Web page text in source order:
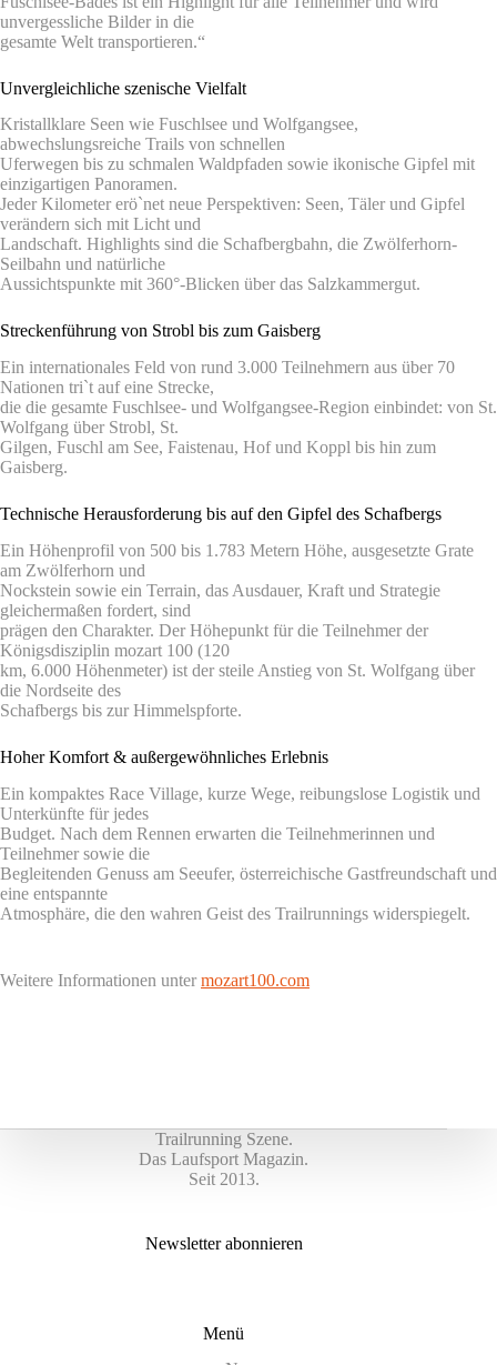
unvergessliche Bilder in die
gesamte Welt transportieren.“
Unvergleichliche szenische Vielfalt
Kristallklare Seen wie Fuschlsee und Wolfgangsee,
abwechslungsreiche Trails von schnellen
Uferwegen bis zu schmalen Waldpfaden sowie ikonische Gipfel mit
einzigartigen Panoramen.
Jeder Kilometer erö`net neue Perspektiven: Seen, Täler und Gipfel
verändern sich mit Licht und
Landschaft. Highlights sind die Schafbergbahn, die Zwölferhorn-
Seilbahn und natürliche
Aussichtspunkte mit 360°-Blicken über das Salzkammergut.
Streckenführung von Strobl bis zum Gaisberg
Ein internationales Feld von rund 3.000 Teilnehmern aus über 70
Nationen tri`t auf eine Strecke,
die die gesamte Fuschlsee- und Wolfgangsee-Region einbindet: von St.
Wolfgang über Strobl, St.
Gilgen, Fuschl am See, Faistenau, Hof und Koppl bis hin zum
Gaisberg.
Technische Herausforderung bis auf den Gipfel des Schafbergs
Ein Höhenprofil von 500 bis 1.783 Metern Höhe, ausgesetzte Grate
am Zwölferhorn und
Nockstein sowie ein Terrain, das Ausdauer, Kraft und Strategie
gleichermaßen fordert, sind
prägen den Charakter. Der Höhepunkt für die Teilnehmer der
Königsdisziplin mozart 100 (120
km, 6.000 Höhenmeter) ist der steile Anstieg von St. Wolfgang über
die Nordseite des
Schafbergs bis zur Himmelspforte.
Hoher Komfort & außergewöhnliches Erlebnis
Ein kompaktes Race Village, kurze Wege, reibungslose Logistik und
Unterkünfte für jedes
Budget. Nach dem Rennen erwarten die Teilnehmerinnen und
Teilnehmer sowie die
Begleitenden Genuss am Seeufer, österreichische Gastfreundschaft und
eine entspannte
Atmosphäre, die den wahren Geist des Trailrunnings widerspiegelt.
Weitere Informationen unter mozart100.com
Trailrunning Szene.
Das Laufsport Magazin.
Seit 2013.
Newsletter abonnieren
Menü